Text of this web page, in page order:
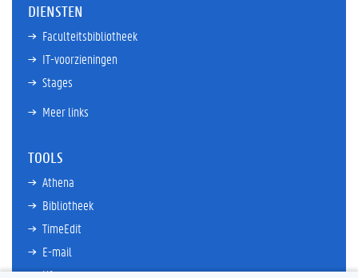
DIENSTEN
Faculteitsbibliotheek
IT-voorzieningen
Stages
Meer links
TOOLS
Athena
Bibliotheek
TimeEdit
E-mail
Ufora